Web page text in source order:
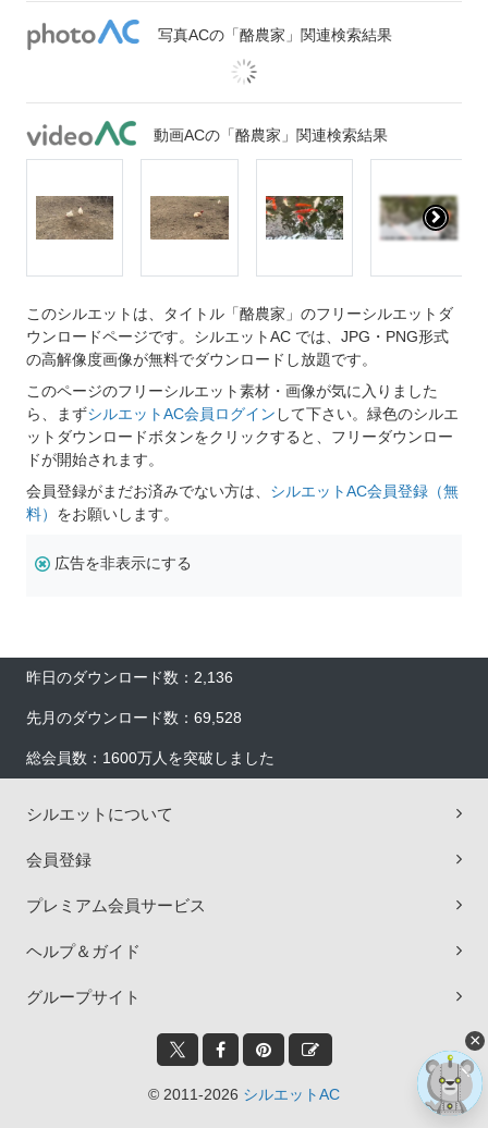
写真ACの「酪農家」関連検索結果
動画ACの「酪農家」関連検索結果
このシルエットは、タイトル「酪農家」のフリーシルエットダ
ウンロードページです。シルエットAC では、JPG・PNG形式
の高解像度画像が無料でダウンロードし放題です。
このページのフリーシルエット素材・画像が気に入りました
ら、まずシルエットAC会員ログイン して下さい。緑色のシルエ
ットダウンロードボタンをクリックすると、フリーダウンロー
ドが開始されます。
会員登録がまだお済みでない方は、 シルエットAC会員登録（無
料） をお願いします。
広告を非表示にする
昨日のダウンロード数：2,136
先月のダウンロード数：69,528
総会員数：1600万人を突破しました
シルエットについて
会員登録
プレミアム会員サービス
ヘルプ＆ガイド
グループサイト
© 2011-2026 シルエットAC
×